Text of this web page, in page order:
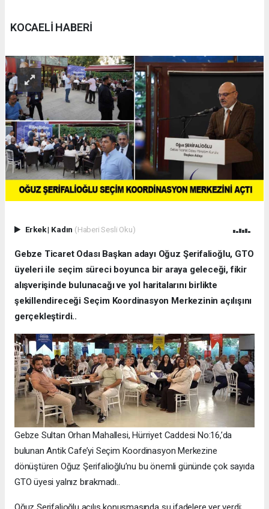
KOCAELİ HABERİ
Erkek| Kadın (Haberi Sesli Oku)
Gebze Ticaret Odası Başkan adayı Oğuz Şerifalioğlu, GTO
üyeleri ile seçim süreci boyunca bir araya geleceği, fikir
alışverişinde bulunacağı ve yol haritalarını birlikte
şekillendireceği Seçim Koordinasyon Merkezinin açılışını
gerçekleştirdi..
Gebze Sultan Orhan Mahallesi, Hürriyet Caddesi No:16,’da
bulunan Antik Cafe’yi Seçim Koordinasyon Merkezine
dönüştüren Oğuz Şerifalioğlu’nu bu önemli gününde çok sayıda
GTO üyesi yalnız bırakmadı..